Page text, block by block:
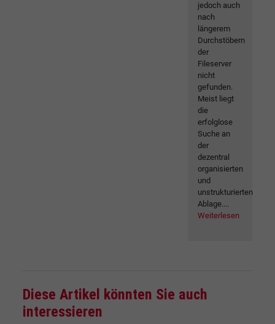
jedoch auch
nach
längerem
Durchstöbern
der
Fileserver
nicht
gefunden.
Meist liegt
die
erfolglose
Suche an
der
dezentral
organisierten
und
unstrukturierten
Ablage....
Weiterlesen
Diese Artikel könnten Sie auch
interessieren